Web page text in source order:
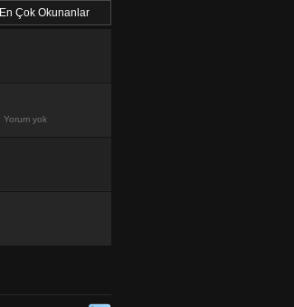
En Çok Okunanlar
En Çok Okunanlar
Yorum yok